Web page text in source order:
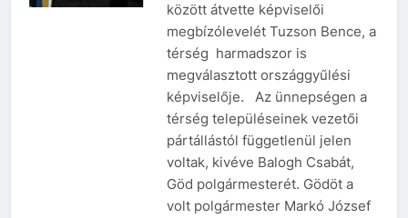
között átvette képviselői
megbízólevelét Tuzson Bence, a
térség harmadszor is
megválasztott országgyűlési
képviselője. Az ünnepségen a
térség településeinek vezetői
pártállástól függetlenül jelen
voltak, kivéve Balogh Csabát,
Göd polgármesterét. Gödöt a
volt polgármester Markó József